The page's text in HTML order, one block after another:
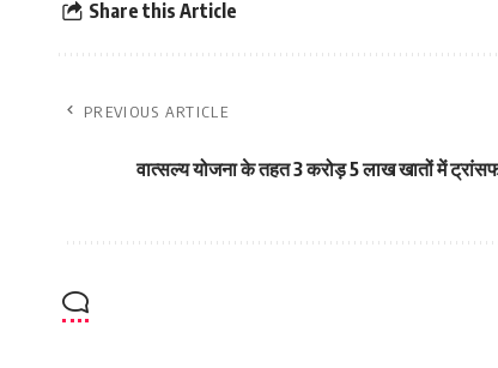
Share this Article
PREVIOUS ARTICLE
वात्सल्य योजना के तहत 3 करोड़ 5 लाख खातों में